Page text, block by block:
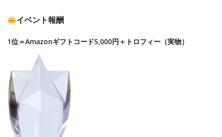
イベント報酬
1位＝Amazonギフトコード5,000円＋トロフィー（実物）